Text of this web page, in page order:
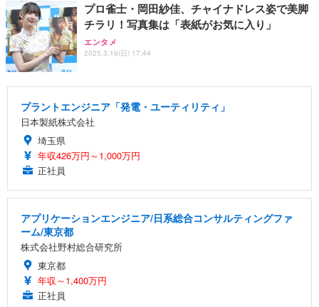
プロ雀士・岡田紗佳、チャイナドレス姿で美脚
チラリ！写真集は「表紙がお気に入り」
エンタメ
2025.3.16(日) 17:44
プラントエンジニア「発電・ユーティリティ」
日本製紙株式会社
埼玉県
年収426万円～1,000万円
正社員
アプリケーションエンジニア/日系総合コンサルティングファ
ーム/東京都
株式会社野村総合研究所
東京都
年収～1,400万円
正社員